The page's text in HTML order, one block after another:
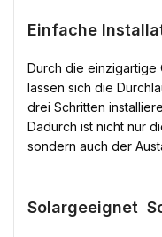
Einfache
Durch die einzigartige
lassen sich die
drei Schritten
Dadurch ist nicht nur
sondern auch der
Solargeeignet 